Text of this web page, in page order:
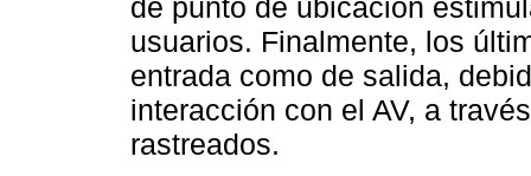
de punto de ubicación
usuarios. Finalmente, los
entrada como de salida,
interacción con el AV, a
rastreados.